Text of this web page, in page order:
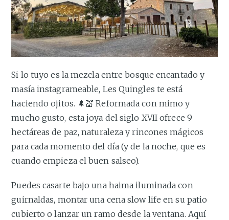
Si lo tuyo es la mezcla entre bosque encantado y
masía instagrameable, Les Quingles te está
haciendo ojitos. 🌲💒 Reformada con mimo y
mucho gusto, esta joya del siglo XVII ofrece 9
hectáreas de paz, naturaleza y rincones mágicos
para cada momento del día (y de la noche, que es
cuando empieza el buen salseo).
Puedes casarte bajo una haima iluminada con
guirnaldas, montar una cena slow life en su patio
cubierto o lanzar un ramo desde la ventana. Aquí